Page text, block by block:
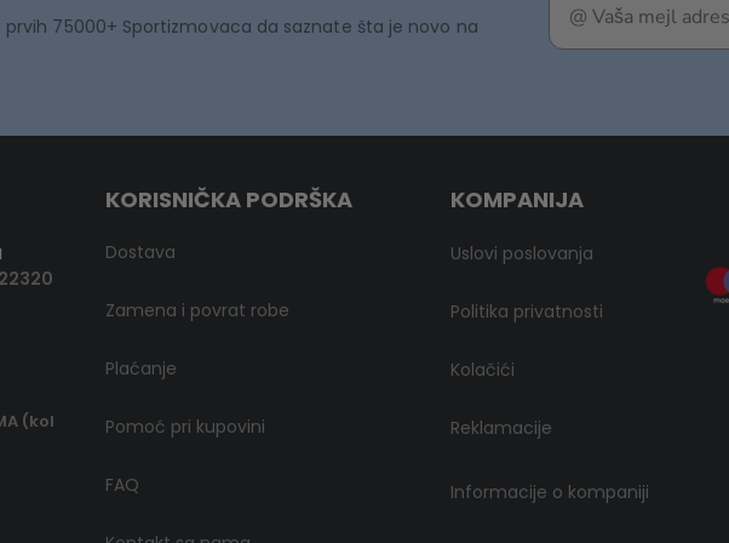
75000+ Sportizmovaca da saznate šta je novo na
(kol
KORISNIČKA PODRŠKA
Dostava
Zamena i povrat robe
Plaćanje
Pomoć pri kupovini
FAQ
KOMPANIJA
Uslovi poslovanja
Politika privatnosti
Kolačići
Reklamacije
Informacije o kompaniji